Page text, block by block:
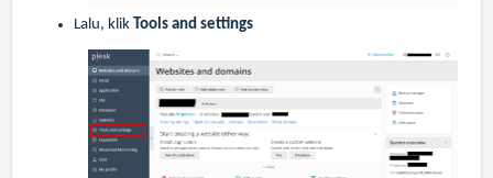
Lalu, klik Tools and settings